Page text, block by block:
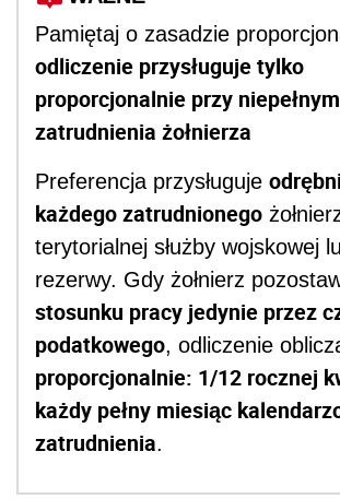
Pamiętaj o zasadzie
odliczenie przysługuje tylko
proporcjonalnie przy
zatrudnienia żołnierza
Preferencja przysługuje
każdego zatrudnionego
terytorialnej służby wojskowej
rezerwy. Gdy żołnierz
stosunku pracy jedynie przez
podatkowego, odliczenie
proporcjonalnie: 1/12 rocznej
każdy pełny miesiąc
zatrudnienia.